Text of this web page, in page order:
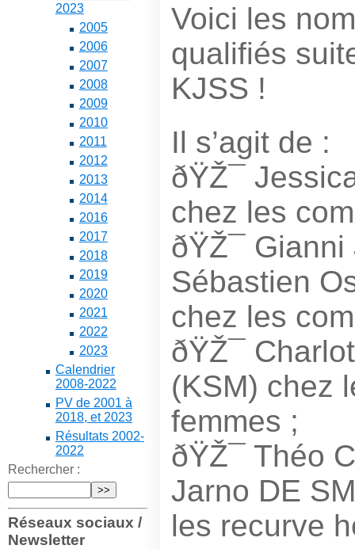
2023
2005
2006
2007
2008
2009
2010
2011
2012
2013
2014
2016
2017
2018
2019
2020
2021
2022
2023
Calendrier
2008-2022
PV de 2001 à
2018, et 2023
Résultats 2002-
2022
Rechercher :
Réseaux sociaux /
Newsletter
Voici les
qualifiés
KJSS !
Il s’agit de :
ðŸŽ¯
chez les
ðŸŽ¯ Gianni
Sébastien
chez les
ðŸŽ¯
(KSM) chez
femmes ;
ðŸŽ¯ Théo
Jarno DE
les recurve